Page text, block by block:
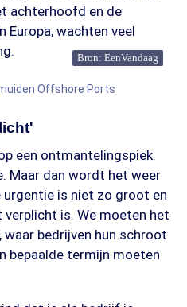
achterhoofd en de
Europa, wachten veel
Bron: EenVandaag
Offshore Ports
een ontmantelingspiek.
Maar dan wordt het weer
urgentie is niet zo groot en
is. We moeten het
bedrijven hun schroot
bepaalde termijn moeten